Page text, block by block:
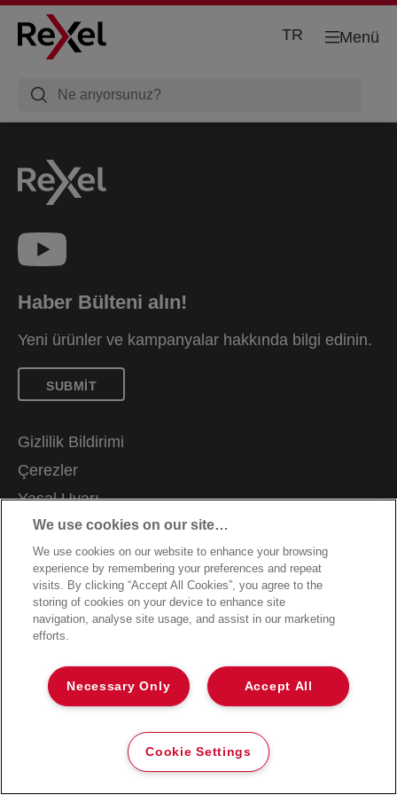
Menü
TR
Haber Bülteni alın!
Yeni ürünler ve kampanyalar hakkında bilgi edinin.
SUBMIT
Gizlilik Bildirimi
Çerezler
Yasal Uyarı
Künye
Verilerimi Yönet
Müşteri Destek
Garanti Koşulları
Ambalaj Geri Dönüşüm Kılavuzu
Uygunluk Beyanları
Site Haritası
©2026 ACCO Brands
We use cookies on our site…
We use cookies on our website to enhance your browsing
experience by remembering your preferences and repeat
visits. By clicking “Accept All Cookies”, you agree to the
storing of cookies on your device to enhance site
navigation, analyse site usage, and assist in our marketing
efforts.
Accept All
Necessary Only
Cookie Settings